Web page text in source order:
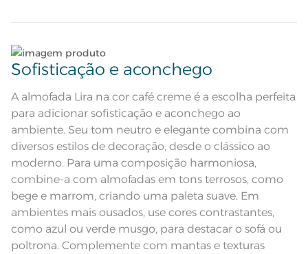
Quantidade de Peças
Almofada decorativa; Tricot de lã
Descrição Visual
Tons de bege, marrom e branco se
dividem em faixas horizontais
Composição
Cor Café Creme
Itens Inclusos 1 Almofada
Medida 45cm x 45cm
Acabamento Tinto
Lave tipos de tecidos distintos separadamente;
Não lave cores claras e cores escuras no mesmo
ciclo;
Lave as peças no ciclo leve, suave ou delicado de
sua lavadora;
Utilize a quantidade mínima de amaciante e sabão;
Dê preferência para secar no varal, à sombra;
Leia atentamente as instruções na etiqueta.
Sofisticação e aconchego
A almofada Lira na cor café creme é a escolha perfeita
para adicionar sofisticação e aconchego ao
ambiente. Seu tom neutro e elegante combina com
diversos estilos de decoração, desde o clássico ao
moderno. Para uma composição harmoniosa,
combine-a com almofadas em tons terrosos, como
bege e marrom, criando uma paleta suave. Em
ambientes mais ousados, use cores contrastantes,
como azul ou verde musgo, para destacar o sofá ou
poltrona. Complemente com mantas e texturas